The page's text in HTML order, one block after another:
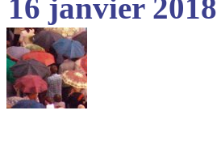
16 janvier 2018